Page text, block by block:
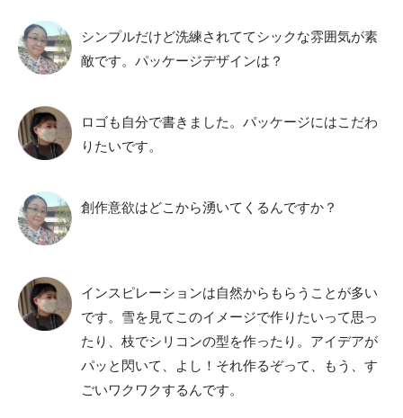
シンプルだけど洗練されててシックな雰囲気が素
敵です。パッケージデザインは？
ロゴも自分で書きました。パッケージにはこだわ
りたいです。
創作意欲はどこから湧いてくるんですか？
インスピレーションは自然からもらうことが多い
です。雪を見てこのイメージで作りたいって思っ
たり、枝でシリコンの型を作ったり。アイデアが
パッと閃いて、よし！それ作るぞって、もう、す
ごいワクワクするんです。